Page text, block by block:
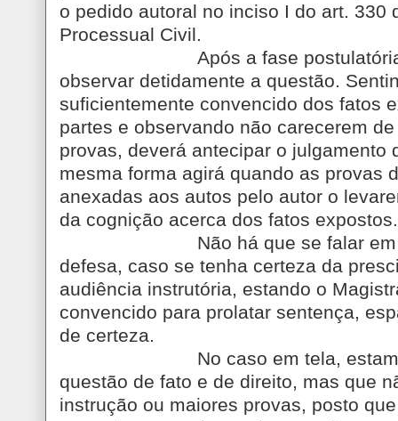
o pedido autoral no inciso I do art. 330
Processual Civil.
Após a fase
observar detidamente a questão.
suficientemente convencido dos fatos
partes e observando não carecerem
provas, deverá antecipar o julgamento
mesma forma agirá quando as provas
anexadas aos autos pelo autor o
da cognição acerca dos fatos expostos.
Não há que se falar
defesa, caso se tenha certeza da
audiência instrutória, estando o
convencido para prolatar sentença,
de certeza.
No caso em tela,
questão de fato e de direito, mas que
instrução ou maiores provas, posto